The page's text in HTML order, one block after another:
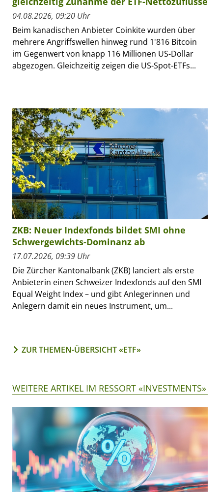
04.08.2026, 09:20 Uhr
Beim kanadischen Anbieter Coinkite wurden über
mehrere Angriffswellen hinweg rund 1'816 Bitcoin
im Gegenwert von knapp 116 Millionen US-Dollar
abgezogen. Gleichzeitig zeigen die US-Spot-ETFs...
ZKB: Neuer Indexfonds bildet SMI ohne
Schwergewichts-Dominanz ab
17.07.2026, 09:39 Uhr
Die Zürcher Kantonalbank (ZKB) lanciert als erste
Anbieterin einen Schweizer Indexfonds auf den SMI
Equal Weight Index – und gibt Anlegerinnen und
Anlegern damit ein neues Instrument, um...
ZUR THEMEN-ÜBERSICHT «ETF»
WEITERE ARTIKEL IM RESSORT «INVESTMENTS»